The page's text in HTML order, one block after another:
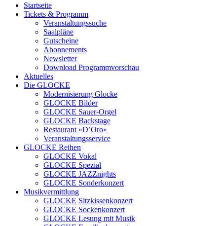
Startseite
Tickets & Programm
Veranstaltungssuche
Saalpläne
Gutscheine
Abonnements
Newsletter
Download Programmvorschau
Aktuelles
Die GLOCKE
Modernisierung Glocke
GLOCKE Bilder
GLOCKE Sauer-Orgel
GLOCKE Backstage
Restaurant »D’Oro«
Veranstaltungsservice
GLOCKE Reihen
GLOCKE Vokal
GLOCKE Spezial
GLOCKE JAZZnights
GLOCKE Sonderkonzert
Musikvermittlung
GLOCKE Sitzkissenkonzert
GLOCKE Sockenkonzert
GLOCKE Lesung mit Musik